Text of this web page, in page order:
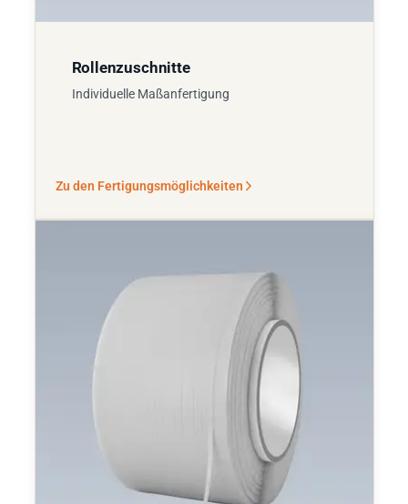
Rollenzuschnitte
Individuelle Maßanfertigung
Zu den Fertigungsmöglichkeiten